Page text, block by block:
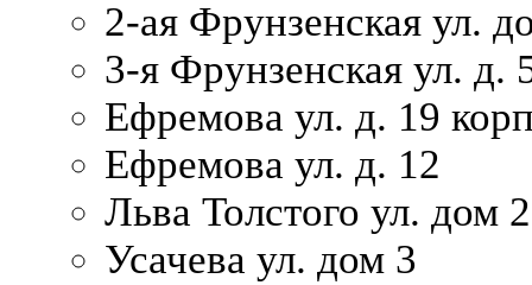
2-ая Фрунзенская ул.
3-я Фрунзенская ул. д.
Ефремова ул. д. 19
Ефремова ул. д. 12
Льва Толстого ул. дом
Усачева ул. дом 3